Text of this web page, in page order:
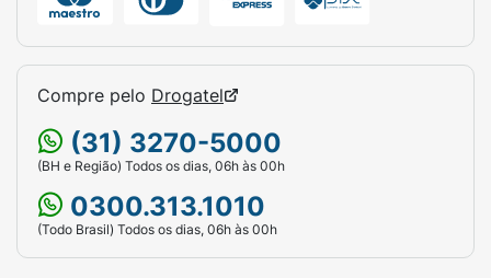
Compre pelo Drogatel
(31) 3270-5000
(BH e Região) Todos os dias, 06h às 00h
0300.313.1010
(Todo Brasil) Todos os dias, 06h às 00h